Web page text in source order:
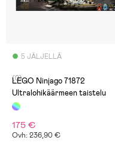
5 JÄLJELLÄ
(0)
LEGO Ninjago 71872
Ultralohikäärmeen taistelu
175 €
Ovh: 236,90 €